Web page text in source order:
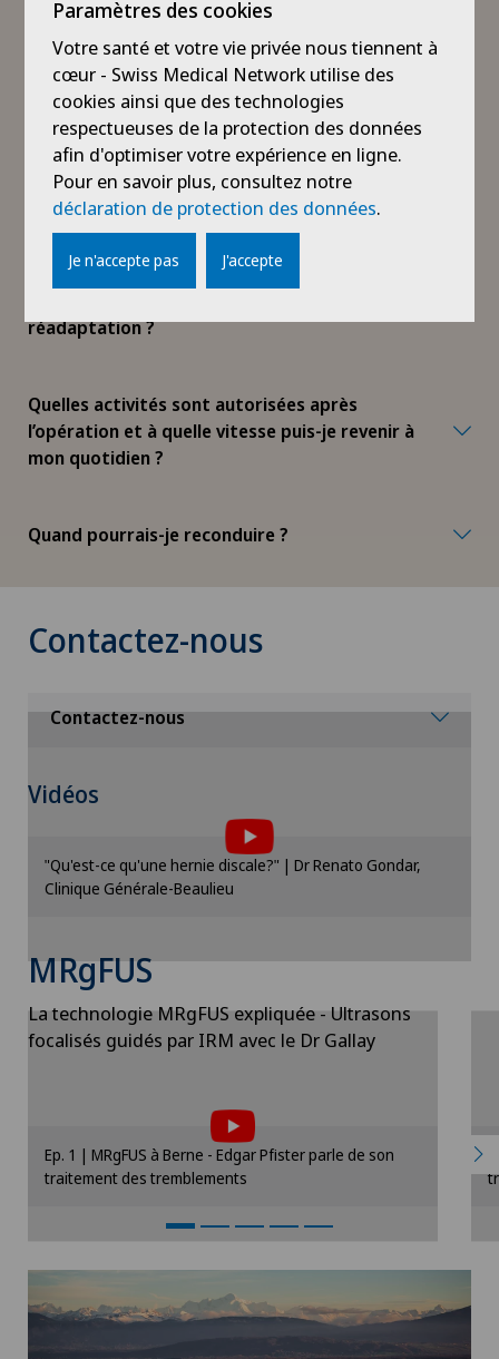
colonne vertébrale et la neurochirurgie ?
Quelle est la durée de l’hospitalisation après
une telle chirurgie ?
Faut-il suivre une cure de réadaptation après
une intervention neurochirurgicale ?
réadaptation ?
Quelles activités sont autorisées après
l’opération et à quelle vitesse puis-je revenir à
mon quotidien ?
Quand pourrais-je reconduire ?
Contactez-nous
Contactez-nous
Vidéos
Pour pouvoir afficher ce contenu, vous devez
accepter l’utilisation de cookies.
paramètres des cookies.
"Qu'est-ce qu'une hernie discale?" | Dr Renato Gondar,
Clinique Générale-Beaulieu
MRgFUS
La technologie MRgFUS expliquée - Ultrasons
focalisés guidés par IRM avec le Dr Gallay
Pour pouvoir afficher ce contenu, vous
devez accepter l’utilisation de cookies.
Veuillez activer l’option correspondante dans
Ep. 1 | MRgFUS à Berne - Edgar Pfister parle de son
traitement des tremblements
Paramètres des cookies
Votre santé et votre vie privée nous tiennent à
cœur - Swiss Medical Network utilise des
cookies ainsi que des technologies
respectueuses de la protection des données
afin d'optimiser votre expérience en ligne.
Pour en savoir plus, consultez notre
déclaration de protection des données.
Je n'accepte pas J'accepte